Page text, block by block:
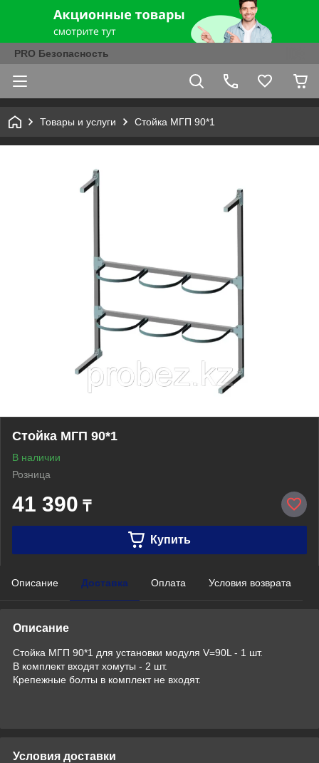
PRO Безопасность
Товары и услуги Стойка МГП 90*1
Стойка МГП 90*1
В наличии
Розница
41 390 ₸
Купить
Описание Доставка Оплата Условия возврата
Описание
Стойка МГП 90*1 для установки модуля V=90L - 1 шт.
В комплект входят хомуты - 2 шт.
Крепежные болты в комплект не входят.
Условия доставки